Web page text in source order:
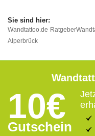
Wandtattoo.de Ratgeber
Alperbrück
10€
Gutschein